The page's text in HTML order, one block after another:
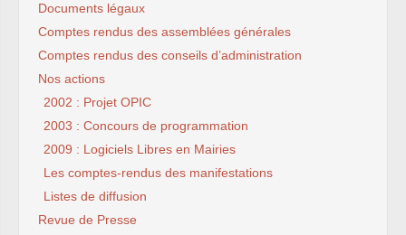
Documents légaux
Comptes rendus des assemblées générales
Comptes rendus des conseils d’administration
Nos actions
2002 : Projet OPIC
2003 : Concours de programmation
2009 : Logiciels Libres en Mairies
Les comptes-rendus des manifestations
Listes de diffusion
Revue de Presse